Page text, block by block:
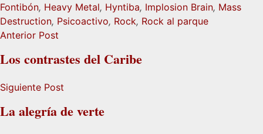
Fontibón, Heavy Metal, Hyntiba, Implosion Brain, Mass
Destruction, Psicoactivo, Rock, Rock al parque
Anterior Post
Los contrastes del Caribe
Siguiente Post
La alegría de verte